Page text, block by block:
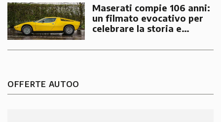
Maserati compie 106 anni:
un filmato evocativo per
celebrare la storia e
OFFERTE AUTOO